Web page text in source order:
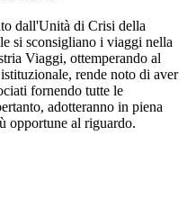
dall'Unità di Crisi della
si sconsigliano i viaggi nella
Viaggi, ottemperando al
rende noto di aver
fornendo tutte le
adotteranno in piena
opportune al riguardo.